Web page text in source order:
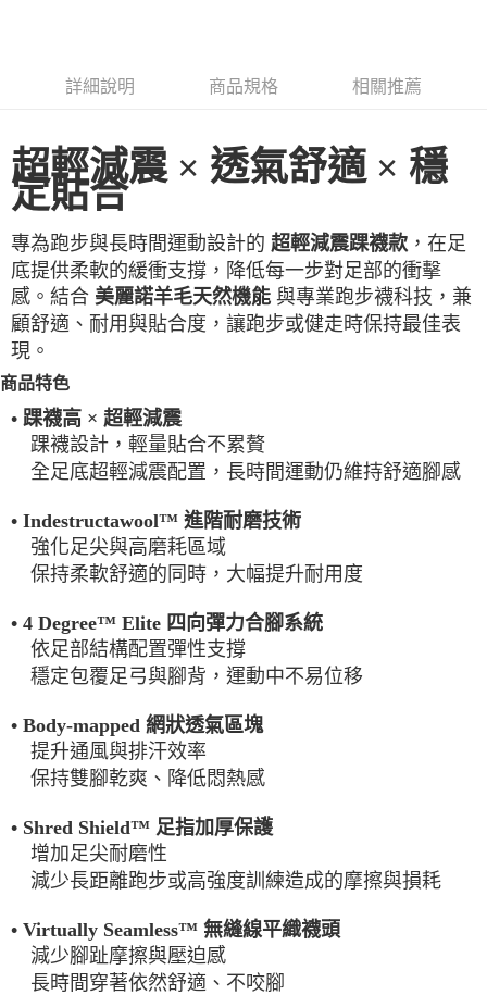
每筆NT$100，滿NT$2,000(含以上)免運費
每筆NT$100
7-11超取(2000以上免運)
一般宅配
每筆NT$100
宅配出貨(2000以上免運)
每筆NT$100，滿NT$2,000(含以上)免運費
詳細說明 商品規格 相關推薦
超輕減震 × 透氣舒適 × 穩
定貼合
專為跑步與長時間運動設計的 超輕減震踝襪款 ，在足
底提供柔軟的緩衝支撐，降低每一步對足部的衝擊
感。結合 美麗諾羊毛天然機能 與專業跑步襪科技，兼
顧舒適、耐用與貼合度，讓跑步或健走時保持最佳表
現。
商品特色
• 踝襪高 × 超輕減震
踝襪設計，輕量貼合不累贅
全足底超輕減震配置，長時間運動仍維持舒適腳感
• Indestructawool™ 進階耐磨技術
強化足尖與高磨耗區域
保持柔軟舒適的同時，大幅提升耐用度
• 4 Degree™ Elite 四向彈力合腳系統
依足部結構配置彈性支撐
穩定包覆足弓與腳背，運動中不易位移
• Body-mapped 網狀透氣區塊
提升通風與排汗效率
保持雙腳乾爽、降低悶熱感
• Shred Shield™ 足指加厚保護
增加足尖耐磨性
減少長距離跑步或高強度訓練造成的摩擦與損耗
• Virtually Seamless™ 無縫線平織襪頭
減少腳趾摩擦與壓迫感
長時間穿著依然舒適、不咬腳